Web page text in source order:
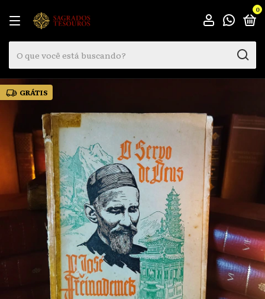
0
GRÁTIS